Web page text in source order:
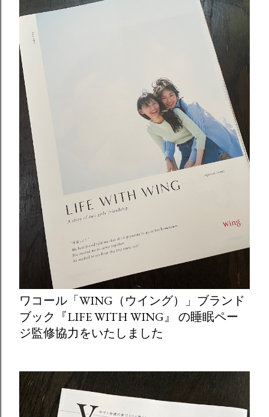
ワコール「WING（ウイング）」ブランド
ブック『LIFE WITH WING』 の睡眠ペー
ジ監修協力をいたしました